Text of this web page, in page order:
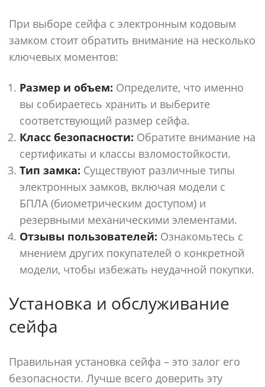
При выборе сейфа с электронным кодовым
замком стоит обратить внимание на несколько
ключевых моментов:
Размер и объем: Определите, что именно
вы собираетесь хранить и выберите
соответствующий размер сейфа.
Класс безопасности: Обратите внимание на
сертификаты и классы взломостойкости.
Тип замка: Существуют различные типы
электронных замков, включая модели с
БПЛА (биометрическим доступом) и
резервными механическими элементами.
Отзывы пользователей: Ознакомьтесь с
мнением других покупателей о конкретной
модели, чтобы избежать неудачной покупки.
Установка и обслуживание
сейфа
Правильная установка сейфа – это залог его
безопасности. Лучше всего доверить эту